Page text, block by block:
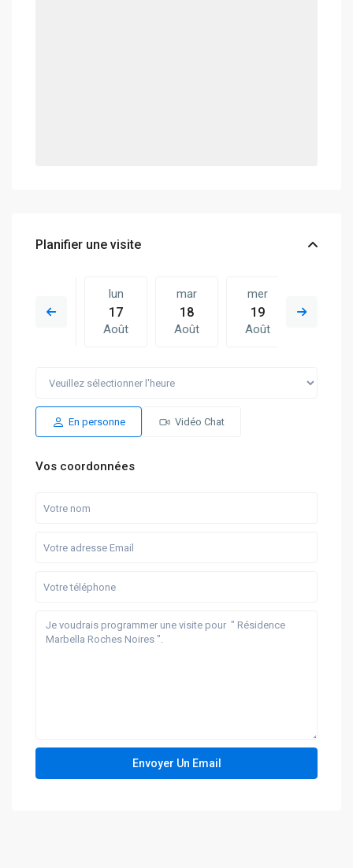
Planifier une visite
16
lun
17
Août
mar
18
Août
mer
19
Août
mar
Août
mer
Août Août
En personne Vidéo Chat
Vos coordonnées